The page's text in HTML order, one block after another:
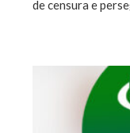
de censura e